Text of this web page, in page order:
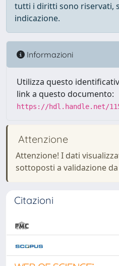
tutti i diritti sono riservati,
indicazione.
Informazioni
Utilizza questo
link a questo documento:
https://hdl.handle.net/
Attenzione
Attenzione! I dati
sottoposti a validazione
Citazioni